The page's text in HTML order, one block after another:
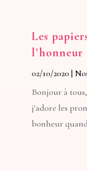
Les
l’honneur
02/10/2020|
Bonjour à
j'adore les
bonheur